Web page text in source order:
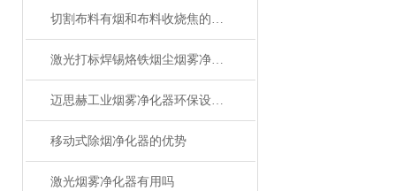
切割布料有烟和布料收烧焦的味道怎么解决
激光打标焊锡烙铁烟尘烟雾净化器的作用-迈思赫烟雾净化器
迈思赫工业烟雾净化器环保设备-专注生产环保设备
移动式除烟净化器的优势
激光烟雾净化器有用吗